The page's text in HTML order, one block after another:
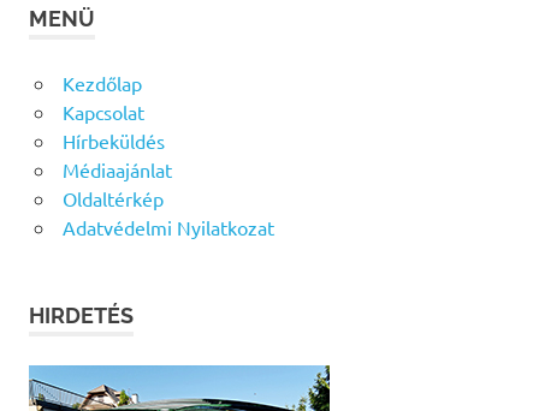
MENÜ
Kezdőlap
Kapcsolat
Hírbeküldés
Médiaajánlat
Oldaltérkép
Adatvédelmi Nyilatkozat
HIRDETÉS